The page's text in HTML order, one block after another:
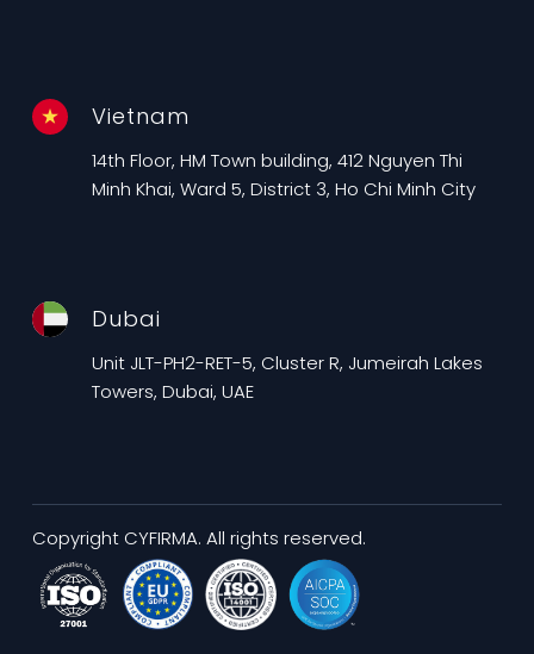
Vietnam
14th Floor, HM Town building, 412 Nguyen Thi
Minh Khai, Ward 5, District 3, Ho Chi Minh City
Dubai
Unit JLT-PH2-RET-5, Cluster R, Jumeirah Lakes
Towers, Dubai, UAE
Copyright CYFIRMA. All rights reserved.